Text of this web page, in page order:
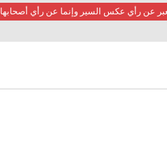
تعبر عن رأي عكس السير وإنما عن رأي أصحابها